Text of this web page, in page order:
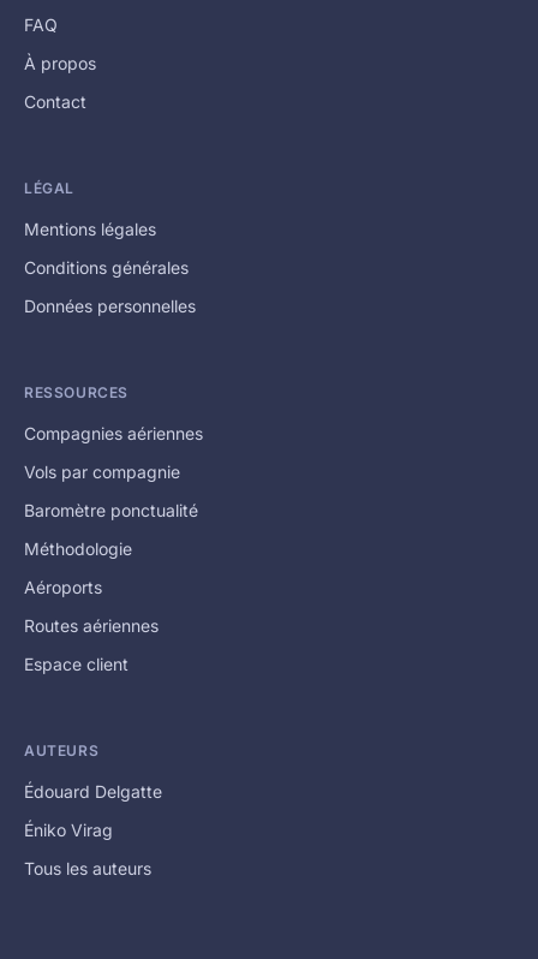
FAQ
À propos
Contact
LÉGAL
Mentions légales
Conditions générales
Données personnelles
RESSOURCES
Compagnies aériennes
Vols par compagnie
Baromètre ponctualité
Méthodologie
Aéroports
Routes aériennes
Espace client
AUTEURS
Édouard Delgatte
Éniko Virag
Tous les auteurs